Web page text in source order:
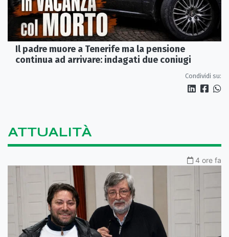
Il padre muore a Tenerife ma la pensione
continua ad arrivare: indagati due coniugi
Condividi su:
ATTUALITÀ
4 ore fa